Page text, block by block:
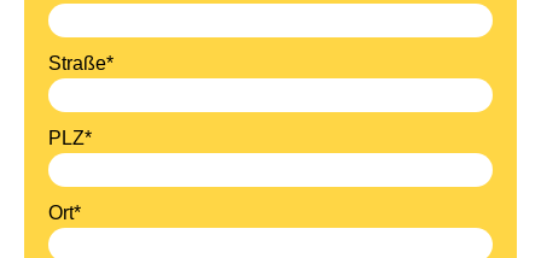
Straße*
PLZ*
Ort*